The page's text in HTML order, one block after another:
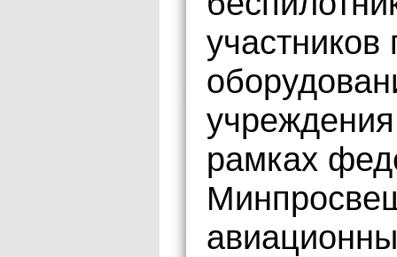
участников
рамках